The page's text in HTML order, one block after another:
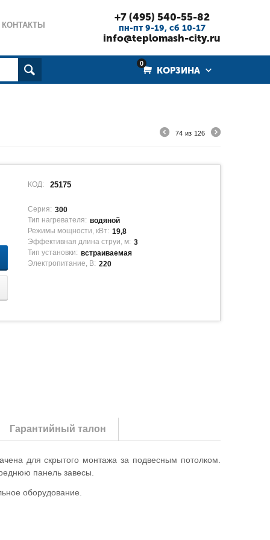
КОНТАКТЫ
+7 (495) 540-55-82
пн-пт 9-19, cб 10-17
info@teplomash-city.ru
0
КОРЗИНА
74 из 126
КОД: 25175
Серия: 300
Тип нагревателя: водяной
Режимы мощности, кВт: 19,8
Эффективная длина струи, м: 3
Тип установки: встраиваемая
Электропитание, В: 220
Гарантийный талон
для скрытого монтажа за подвесным потолком.
панель завесы.
оборудование.